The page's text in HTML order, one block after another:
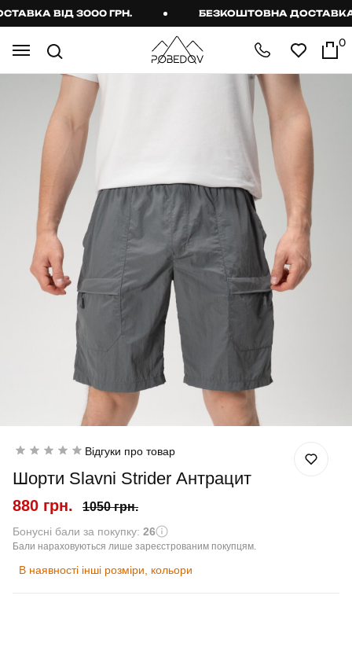
ВІД 3000 ГРН. БЕЗКОШТОВНА ДОСТАВКА
0
Відгуки про товар
Шорти Slavni Strider Антрацит
880 грн. 1050 грн.
Бонусні бали за покупку: 26
Бали нараховуються лише зареєстрованим покупцям.
В наявності інші розміри, кольори